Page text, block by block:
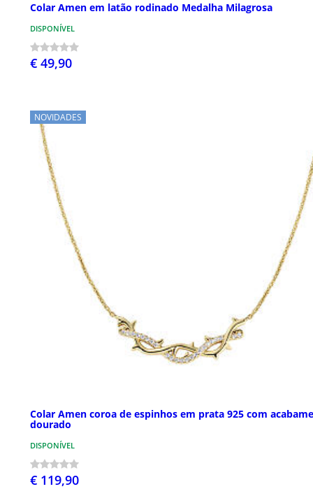
Colar Amen em latão rodinado Medalha Milagrosa
DISPONÍVEL
€ 49,90
NOVIDADES
Colar Amen coroa de espinhos em prata 925 com
dourado
DISPONÍVEL
€ 119,90